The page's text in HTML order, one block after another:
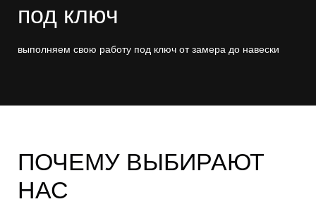
под ключ
выполняем свою работу под ключ от замера до навески
ПОЧЕМУ ВЫБИРАЮТ
НАС